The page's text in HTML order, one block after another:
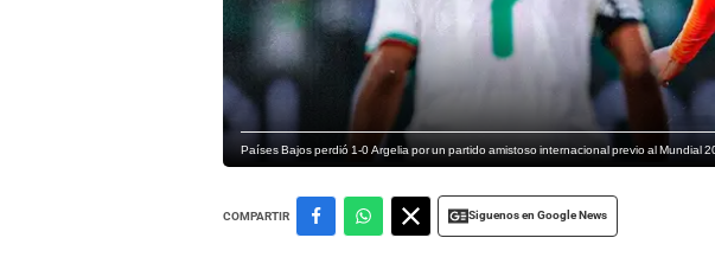
Países Bajos perdió 1-0 Argelia por un partido amistoso internacional previo al Mundial
COMPARTIR Siguenos en Google News